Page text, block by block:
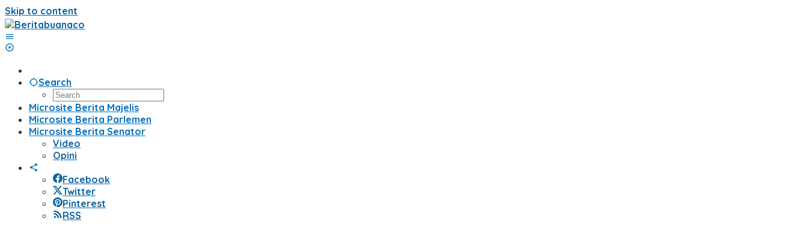
Skip to content
Search
Microsite Berita Majelis
Microsite Berita Parlemen
Microsite Berita Senator
Video
Opini
Facebook
Twitter
Pinterest
RSS